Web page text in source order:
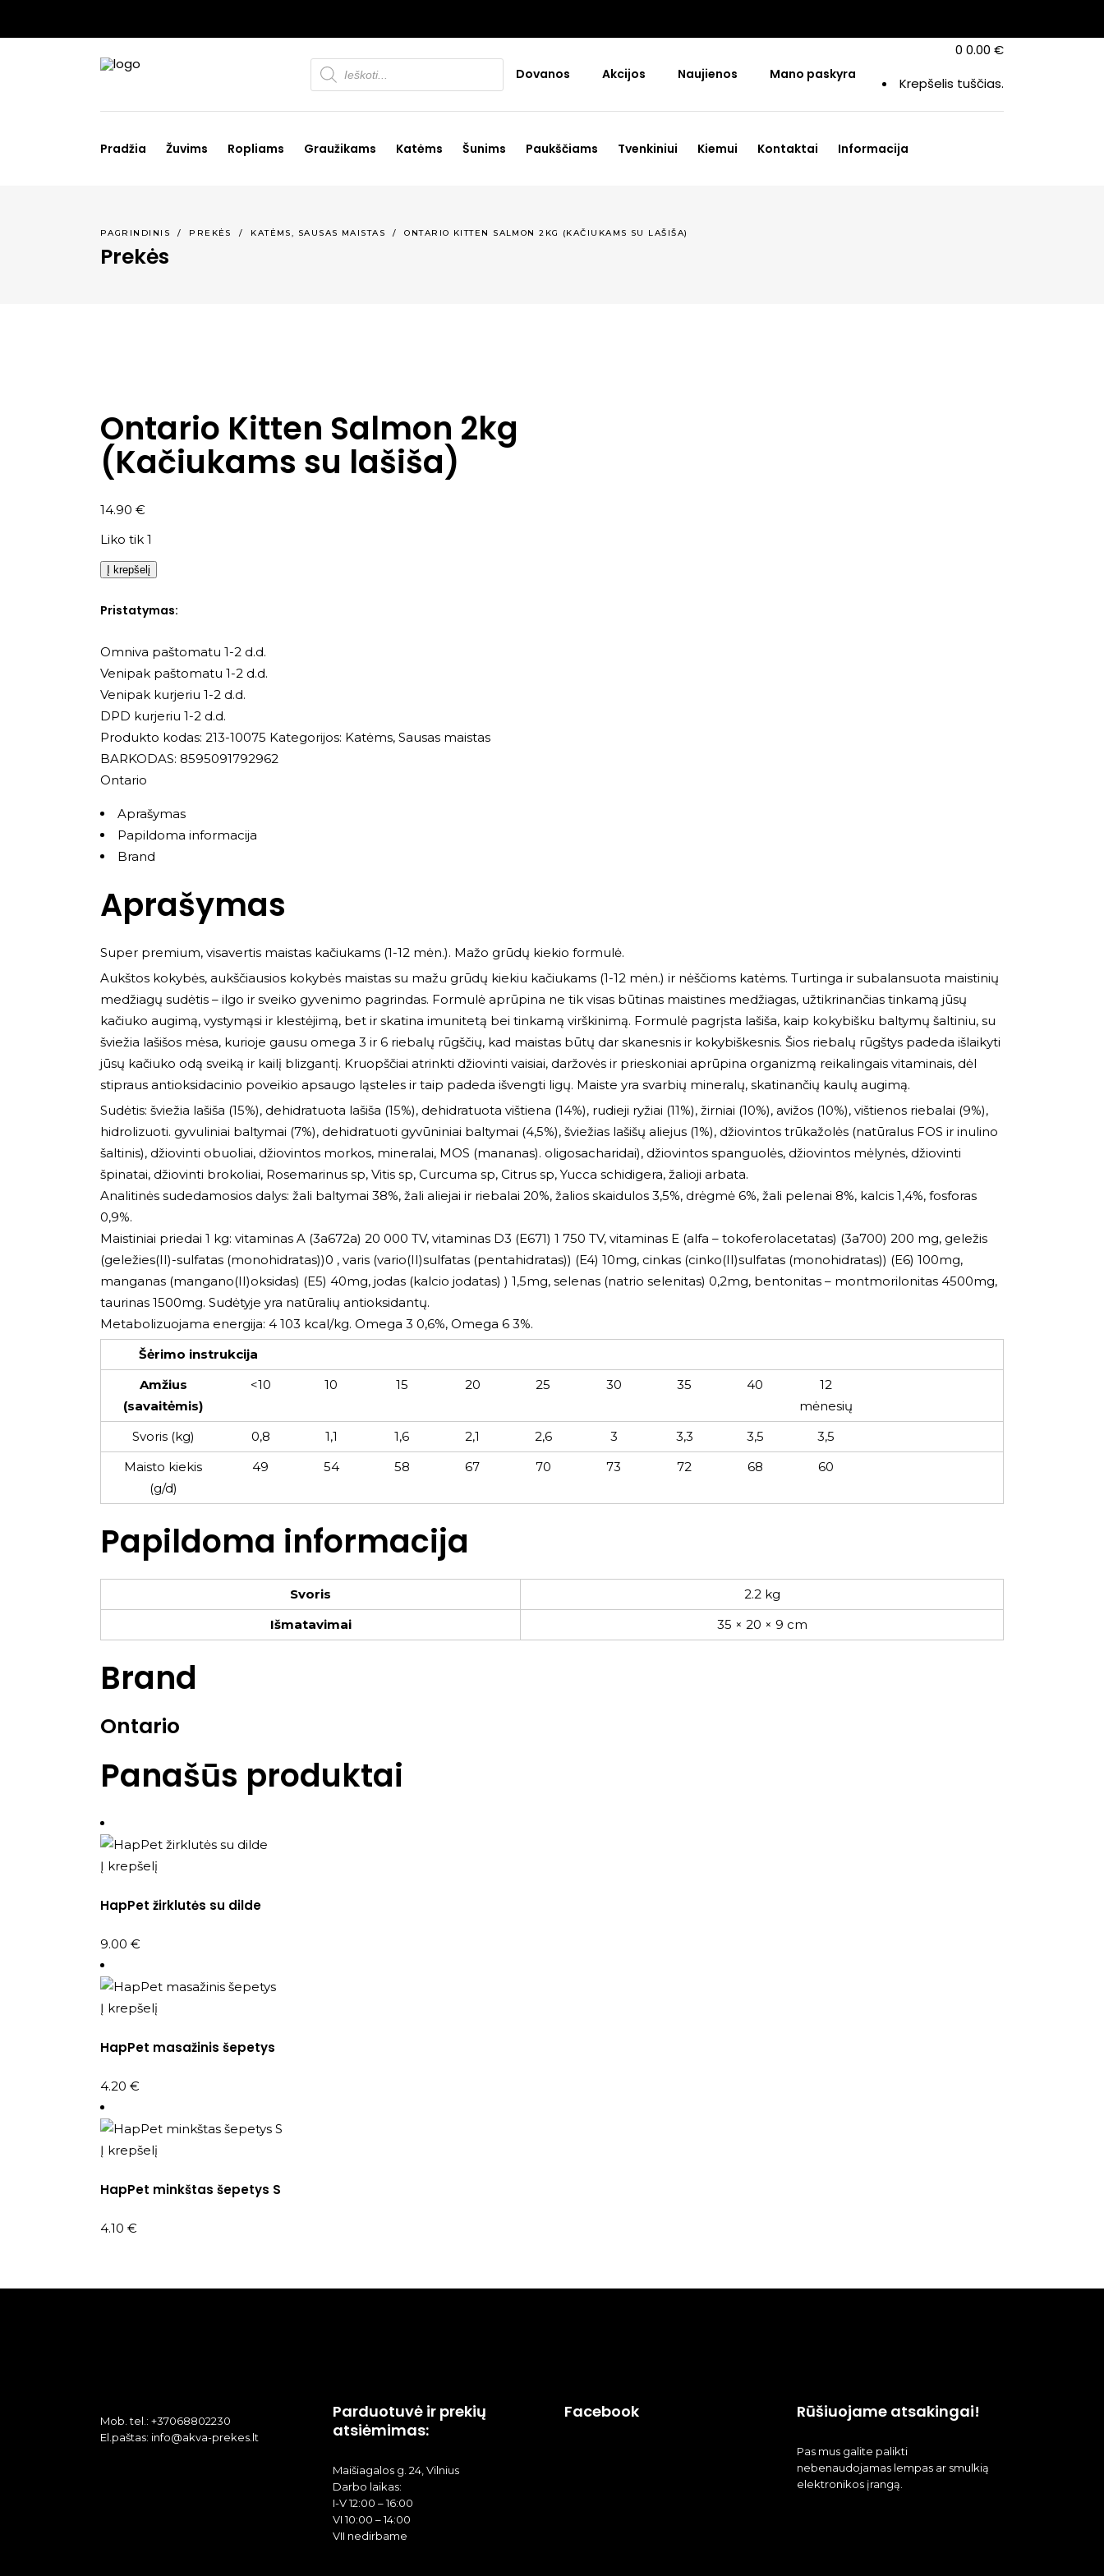
Products
search Dovanos Akcijos Naujienos Mano paskyra
0 0.00 €
Krepšelis tuščias.
Pradžia Žuvims Ropliams Graužikams Katėms Šunims Paukščiams Tvenkiniui Kiemui Kontaktai Informacija
PAGRINDINIS / PREKĖS / KATĖMS, SAUSAS MAISTAS /ONTARIO KITTEN SALMON 2KG (KAČIUKAMS SU LAŠIŠA)
Prekės
Ontario Kitten Salmon 2kg
(Kačiukams su lašiša)
14.90 €
Liko tik 1
Į krepšelį
Pristatymas:
Omniva paštomatu 1-2 d.d.
Venipak paštomatu 1-2 d.d.
Venipak kurjeriu 1-2 d.d.
DPD kurjeriu 1-2 d.d.
Produkto kodas: 213-10075 Kategorijos: Katėms, Sausas maistas
BARKODAS: 8595091792962
Ontario
Aprašymas
Papildoma informacija
Brand
Aprašymas
Super premium, visavertis maistas kačiukams (1-12 mėn.). Mažo grūdų kiekio formulė.
Aukštos kokybės, aukščiausios kokybės maistas su mažu grūdų kiekiu kačiukams (1-12 mėn.) ir nėščioms katėms. Turtinga ir subalansuota maistinių
medžiagų sudėtis – ilgo ir sveiko gyvenimo pagrindas. Formulė aprūpina ne tik visas būtinas maistines medžiagas, užtikrinančias tinkamą jūsų
kačiuko augimą, vystymąsi ir klestėjimą, bet ir skatina imunitetą bei tinkamą virškinimą. Formulė pagrįsta lašiša, kaip kokybišku baltymų šaltiniu, su
šviežia lašišos mėsa, kurioje gausu omega 3 ir 6 riebalų rūgščių, kad maistas būtų dar skanesnis ir kokybiškesnis. Šios riebalų rūgštys padeda išlaikyti
jūsų kačiuko odą sveiką ir kailį blizgantį. Kruopščiai atrinkti džiovinti vaisiai, daržovės ir prieskoniai aprūpina organizmą reikalingais vitaminais, dėl
stipraus antioksidacinio poveikio apsaugo ląsteles ir taip padeda išvengti ligų. Maiste yra svarbių mineralų, skatinančių kaulų augimą.
Sudėtis: šviežia lašiša (15%), dehidratuota lašiša (15%), dehidratuota vištiena (14%), rudieji ryžiai (11%), žirniai (10%), avižos (10%), vištienos riebalai (9%),
hidrolizuoti. gyvuliniai baltymai (7%), dehidratuoti gyvūniniai baltymai (4,5%), šviežias lašišų aliejus (1%), džiovintos trūkažolės (natūralus FOS ir inulino
šaltinis), džiovinti obuoliai, džiovintos morkos, mineralai, MOS (mananas). oligosacharidai), džiovintos spanguolės, džiovintos mėlynės, džiovinti
špinatai, džiovinti brokoliai, Rosemarinus sp, Vitis sp, Curcuma sp, Citrus sp, Yucca schidigera, žalioji arbata.
Analitinės sudedamosios dalys: žali baltymai 38%, žali aliejai ir riebalai 20%, žalios skaidulos 3,5%, drėgmė 6%, žali pelenai 8%, kalcis 1,4%, fosforas
0,9%.
Maistiniai priedai 1 kg: vitaminas A (3a672a) 20 000 TV, vitaminas D3 (E671) 1 750 TV, vitaminas E (alfa – tokoferolacetatas) (3a700) 200 mg, geležis
(geležies(II)-sulfatas (monohidratas))0 , varis (vario(II)sulfatas (pentahidratas)) (E4) 10mg, cinkas (cinko(II)sulfatas (monohidratas)) (E6) 100mg,
manganas (mangano(II)oksidas) (E5) 40mg, jodas (kalcio jodatas) ) 1,5mg, selenas (natrio selenitas) 0,2mg, bentonitas – montmorilonitas 4500mg,
taurinas 1500mg. Sudėtyje yra natūralių antioksidantų.
Metabolizuojama energija: 4 103 kcal/kg. Omega 3 0,6%, Omega 6 3%.
Šėrimo instrukcija
Amžius
(savaitėmis)
<10 10 15 20 25 30 35 40
12
mėnesių
Svoris (kg)
0,8 1,1 1,6 2,1 2,6 3 3,3 3,5
3,5
Maisto kiekis
(g/d)
49 54 58 67 70 73 72 68 60
Papildoma informacija
Svoris
2.2 kg
Išmatavimai
35 × 20 × 9 cm
Brand
Ontario
Panašūs produktai
Į krepšelį
HapPet žirklutės su dilde
9.00 €
Į krepšelį
HapPet masažinis šepetys
4.20 €
Į krepšelį
HapPet minkštas šepetys S
4.10 €
Mob. tel.: +37068802230
El.paštas: info@akva-prekes.lt
Parduotuvė ir prekių
atsiėmimas:
Maišiagalos g. 24, Vilnius
Darbo laikas:
I-V 12:00 – 16:00
VI 10:00 – 14:00
VII nedirbame
Facebook Rūšiuojame atsakingai!
Pas mus galite palikti
nebenaudojamas lempas ar smulkią
elektronikos įrangą.